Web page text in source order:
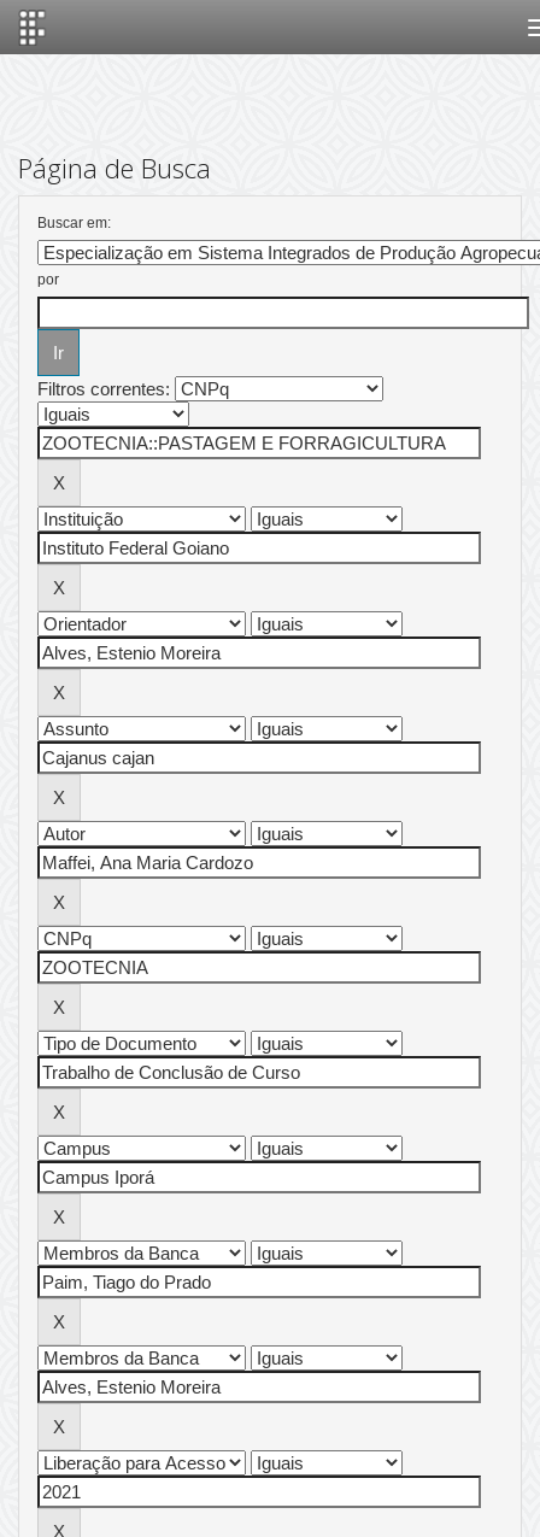
Página de Busca
Buscar em:
por
Filtros correntes: